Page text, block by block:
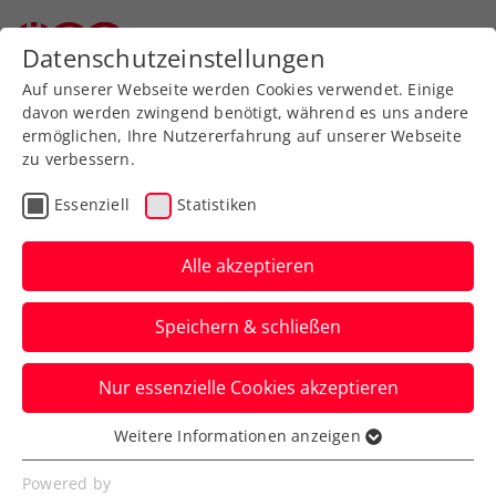
Zurück zur Newsübersicht
Ausbildung
Jürgens beste
Tennistipps – Teil 6: Der
Rückhandvolley
ÖTV-Sportdirektor Jürgen Melzer zeigt
euch mit ÖTV-Ausbildungsreferent Harald
Mair die richtige Technik.
Verfasst von: Manuel Wachta, 07.08.2024
Datenschutzeinstellungen
Auf unserer Webseite werden Cookies verwendet. Einige
davon werden zwingend benötigt, während es uns andere
ermöglichen, Ihre Nutzererfahrung auf unserer Webseite
zu verbessern.
Essenziell Statistiken
Alle akzeptieren
Speichern & schließen
Nur essenzielle Cookies akzeptieren
Essenziell
Essenzielle Cookies werden für grundlegende
Weitere Informationen anzeigen
Powered by